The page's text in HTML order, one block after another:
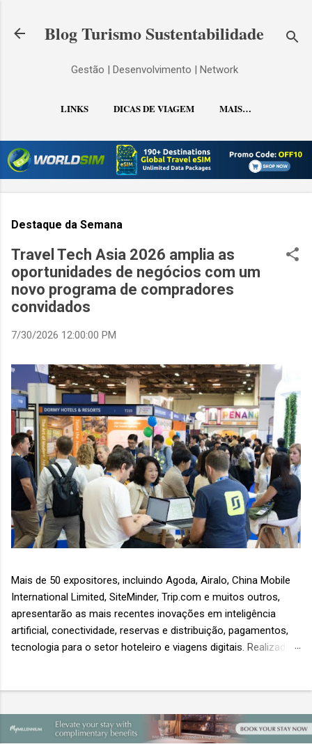
Blog Turismo Sustentabilidade
Gestão | Desenvolvimento | Network
LINKS DICAS DE VIAGEM MAIS…
CONTATO
Destaque da Semana
Travel Tech Asia 2026 amplia as
oportunidades de negócios com um
novo programa de compradores
convidados
7/30/2026 12:00:00 PM
Mais de 50 expositores, incluindo Agoda, Airalo, China Mobile
International Limited, SiteMinder, Trip.com e muitos outros,
apresentarão as mais recentes inovações em inteligência
artificial, conectividade, reservas e distribuição, pagamentos,
tecnologia para o setor hoteleiro e viagens digitais. Realizada
podem acessar os três eventos simultâneos A Travel Tech
Asia 2026 retorna de 21 a 23 de outubro de 2026 no Sands